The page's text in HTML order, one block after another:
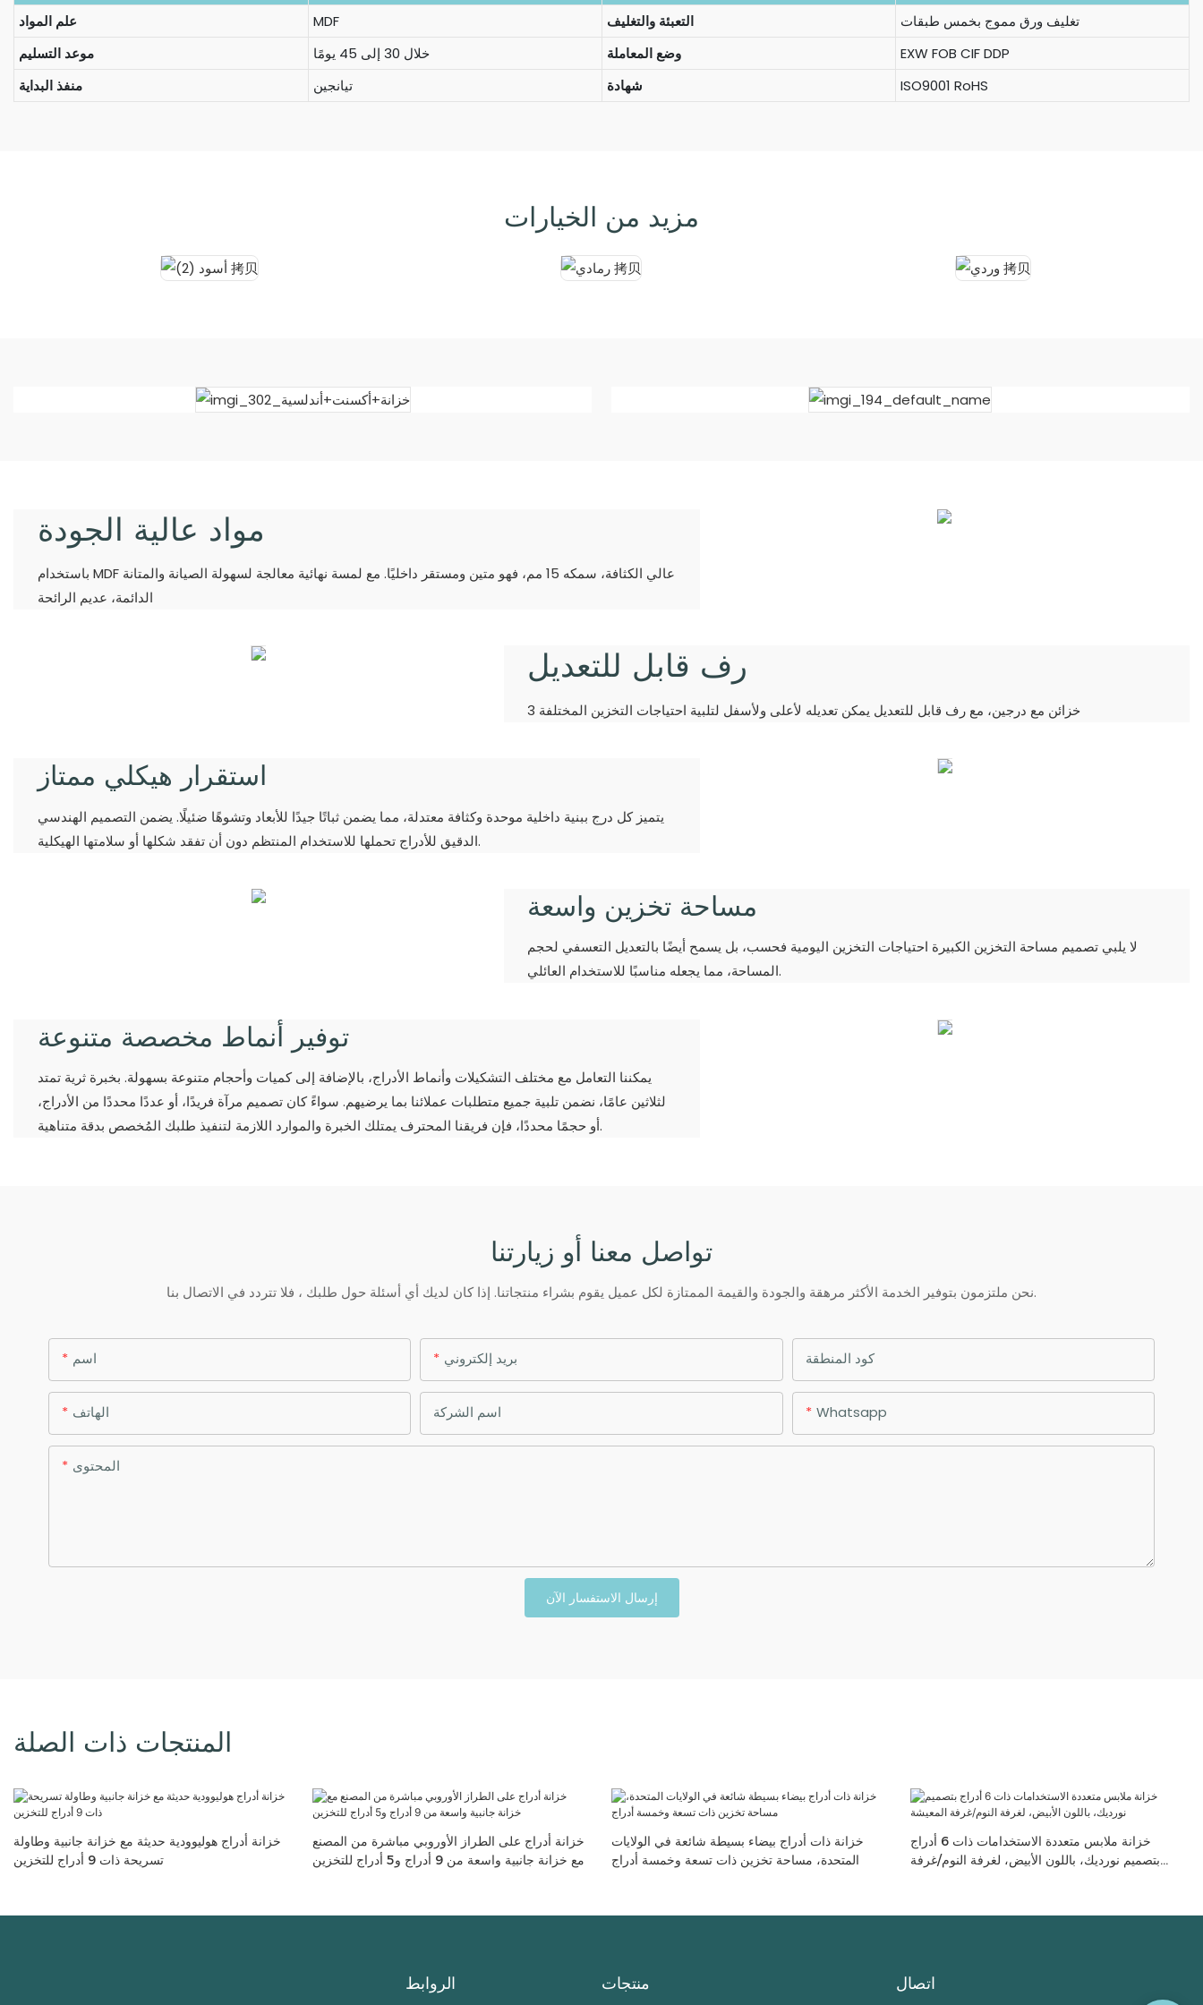
علم المواد
MDF التعبئة والتغليف
تغليف ورق مموج بخمس طبقات
موعد التسليم
خلال 30 إلى 45 يومًا وضع المعاملة
EXW FOB CIF DDP
منفذ البداية
تيانجين شهادة ISO9001 RoHS
مزيد من الخيارات
مواد عالية الجودة
باستخدام MDF عالي الكثافة، سمكه 15 مم، فهو متين ومستقر داخليًا. مع لمسة نهائية معالجة لسهولة الصيانة والمتانة
الدائمة، عديم الرائحة
رف قابل للتعديل
3 خزائن مع درجين، مع رف قابل للتعديل يمكن تعديله لأعلى ولأسفل لتلبية احتياجات التخزين المختلفة
استقرار هيكلي ممتاز
يتميز كل درج ببنية داخلية موحدة وكثافة معتدلة، مما يضمن ثباتًا جيدًا للأبعاد وتشوهًا ضئيلًا. يضمن التصميم الهندسي
الدقيق للأدراج تحملها للاستخدام المنتظم دون أن تفقد شكلها أو سلامتها الهيكلية.
مساحة تخزين واسعة
لا يلبي تصميم مساحة التخزين الكبيرة احتياجات التخزين اليومية فحسب، بل يسمح أيضًا بالتعديل التعسفي لحجم
المساحة، مما يجعله مناسبًا للاستخدام العائلي.
توفير أنماط مخصصة متنوعة
يمكننا التعامل مع مختلف التشكيلات وأنماط الأدراج، بالإضافة إلى كميات وأحجام متنوعة بسهولة. بخبرة ثرية تمتد
لثلاثين عامًا، نضمن تلبية جميع متطلبات عملائنا بما يرضيهم. سواءً كان تصميم مرآة فريدًا، أو عددًا محددًا من الأدراج،
أو حجمًا محددًا، فإن فريقنا المحترف يمتلك الخبرة والموارد اللازمة لتنفيذ طلبك المُخصص بدقة متناهية.
تواصل معنا أو زيارتنا
نحن ملتزمون بتوفير الخدمة الأكثر مرهقة والجودة والقيمة الممتازة لكل عميل يقوم بشراء منتجاتنا. إذا كان لديك أي أسئلة حول طلبك ، فلا تتردد في الاتصال بنا.
اسم بريد إلكتروني كود المنطقة
الهاتف اسم الشركة Whatsapp
المحتوى
إرسال الاستفسار الآن
المنتجات ذات الصلة
خزانة أدراج هوليوودية حديثة مع خزانة جانبية وطاولة
تسريحة ذات 9 أدراج للتخزين
خزانة أدراج على الطراز الأوروبي مباشرة من المصنع
مع خزانة جانبية واسعة من 9 أدراج و5 أدراج للتخزين
خزانة ذات أدراج بيضاء بسيطة شائعة في الولايات
المتحدة، مساحة تخزين ذات تسعة وخمسة أدراج
خزانة ملابس متعددة الاستخدامات ذات 6 أدراج
بتصميم نورديك، باللون الأبيض، لغرفة النوم/غرفة
الروابط منتجات اتصال